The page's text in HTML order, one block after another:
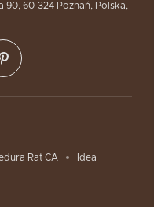
90, 60-324 Poznań, Polska,
Rat CA Idea